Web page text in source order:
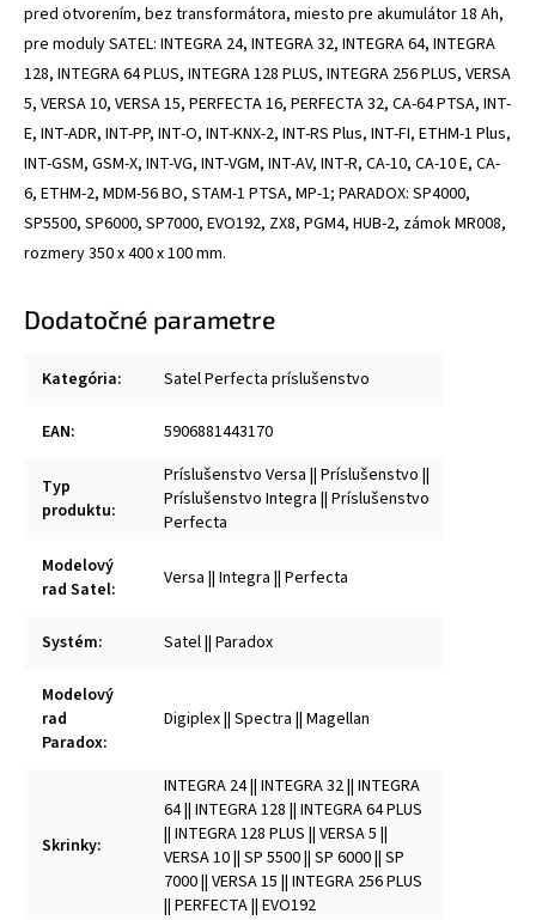
pred otvorením, bez transformátora, miesto pre akumulátor 18 Ah,
pre moduly SATEL: INTEGRA 24, INTEGRA 32, INTEGRA 64, INTEGRA
128, INTEGRA 64 PLUS, INTEGRA 128 PLUS, INTEGRA 256 PLUS, VERSA
5, VERSA 10, VERSA 15, PERFECTA 16, PERFECTA 32, CA-64 PTSA, INT-
E, INT-ADR, INT-PP, INT-O, INT-KNX-2, INT-RS Plus, INT-FI, ETHM-1 Plus,
INT-GSM, GSM-X, INT-VG, INT-VGM, INT-AV, INT-R, CA-10, CA-10 E, CA-
6, ETHM-2, MDM-56 BO, STAM-1 PTSA, MP-1; PARADOX: SP4000,
SP5500, SP6000, SP7000, EVO192, ZX8, PGM4, HUB-2, zámok MR008,
rozmery 350 x 400 x 100 mm.
Dodatočné parametre
Kategória: Satel Perfecta príslušenstvo
EAN: 5906881443170
Typ
produktu:
Príslušenstvo Versa || Príslušenstvo ||
Príslušenstvo Integra || Príslušenstvo
Perfecta
Modelový
rad Satel: Versa || Integra || Perfecta
Systém: Satel || Paradox
Modelový
rad
Paradox:
Digiplex || Spectra || Magellan
Skrinky:
INTEGRA 24 || INTEGRA 32 || INTEGRA
64 || INTEGRA 128 || INTEGRA 64 PLUS
|| INTEGRA 128 PLUS || VERSA 5 ||
VERSA 10 || SP 5500 || SP 6000 || SP
7000 || VERSA 15 || INTEGRA 256 PLUS
|| PERFECTA || EVO192